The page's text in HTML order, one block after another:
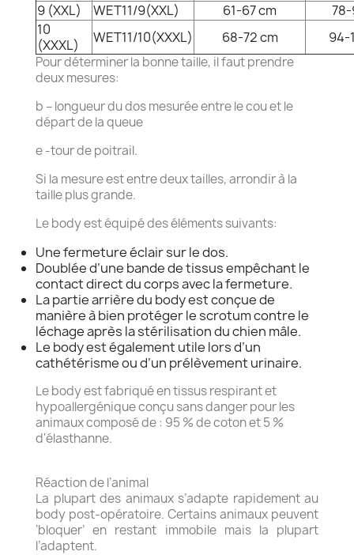
9 (XXL)
WET11/9(XXL) 61-67 cm
10
(XXXL)
WET11/10(XXXL) 68-72 cm 94-
Pour déterminer la bonne taille, il faut prendre
deux mesures:
b – longueur du dos mesurée entre le cou et le
départ de la queue
e -tour de poitrail.
Si la mesure est entre deux tailles, arrondir à la
taille plus grande.
Le body est équipé des éléments suivants:
Une fermeture éclair sur le dos.
Doublée d’une bande de tissus empêchant le
contact direct du corps avec la fermeture.
La partie arrière du body est conçue de
manière à bien protéger le scrotum contre le
léchage après la stérilisation du chien mâle.
Le body est également utile lors d’un
cathétérisme ou d’un prélèvement urinaire.
Le body est fabriqué en tissus respirant et
hypoallergénique conçu sans danger pour les
animaux composé de : 95 % de coton et 5 %
d'élasthanne.
Réaction de l’animal
La plupart des animaux s’adapte rapidement au
body post-opératoire. Certains animaux peuvent
‘bloquer’ en restant immobile mais la plupart
l’adaptent.